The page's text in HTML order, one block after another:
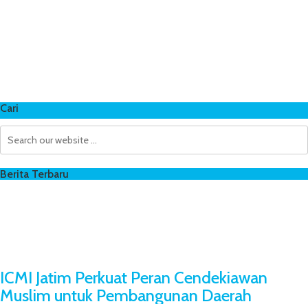
Cari
Berita Terbaru
ICMI Jatim Perkuat Peran Cendekiawan
Muslim untuk Pembangunan Daerah